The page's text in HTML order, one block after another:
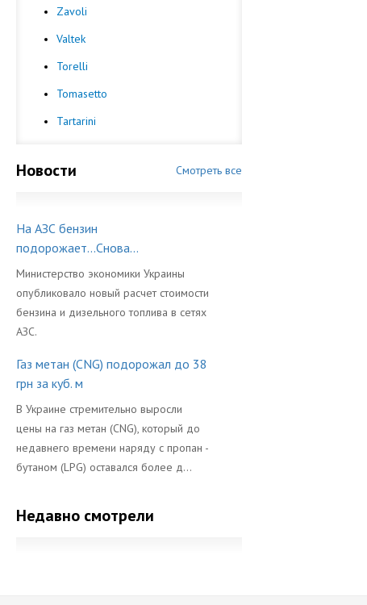
Zavoli
Valtek
Torelli
Tomasetto
Tartarini
Новости Смотреть все
На АЗС бензин
подорожает...Снова...
Министерство экономики Украины
опубликовало новый расчет стоимости
бензина и дизельного топлива в сетях
АЗС.
Газ метан (CNG) подорожал до 38
грн за куб. м
В Украине стремительно выросли
цены на газ метан (CNG), который до
недавнего времени наряду с пропан -
бутаном (LPG) оставался более д...
Недавно смотрели